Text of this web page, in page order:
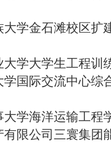
学金石滩校区扩
学大学生工程训
国际交流中心综
学海洋运输工程
限公司三寰集团